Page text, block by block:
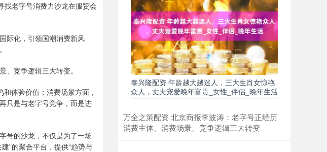
找老字号消费力沙龙在服贸会
际化，引领国潮消费新风
竞争逻辑三大转变。
体验价值；消费场景方面，
只是与老字号竞争，而是进
号的沙龙，不仅是为了一场
”的聚合平台，提供“趋势与
泰兴隆配资 年龄越大越迷人，三大生肖女惊艳
众人，丈夫宠爱晚年富贵_女性_伴侣_晚年生活
万全之策配资 北京商报李波涛：老字号正经历
消费主体、消费场景、竞争逻辑三大转变